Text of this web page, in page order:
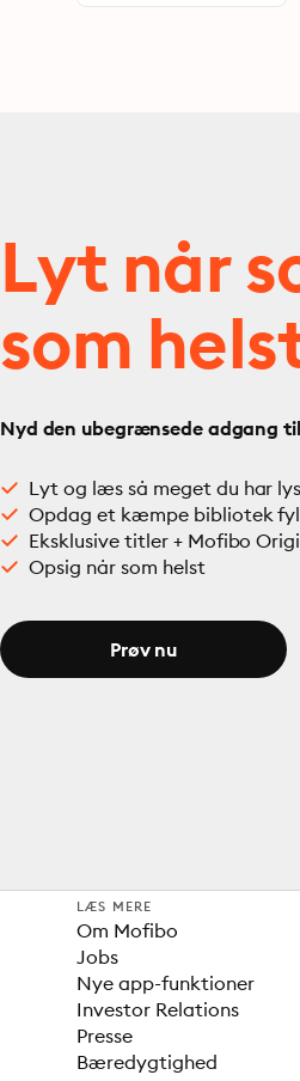
Lyt når
som
Nyd den ubegrænsede adgang
Lyt og læs så meget du har
Opdag et kæmpe bibliotek
Eksklusive titler + Mofibo
Opsig når som helst
Prøv nu
LÆS MERE
Om Mofibo
Jobs
Nye app-funktioner
Investor Relations
Presse
Bæredygtighed